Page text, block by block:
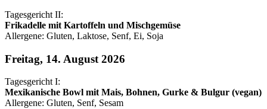
Tagesgericht II:
Frikadelle mit Kartoffeln und Mischgemüse
Allergene: Gluten, Laktose, Senf, Ei, Soja
Freitag, 14. August 2026
Tagesgericht I:
Mexikanische Bowl mit Mais, Bohnen, Gurke & Bulgur (vegan)
Allergene: Gluten, Senf, Sesam